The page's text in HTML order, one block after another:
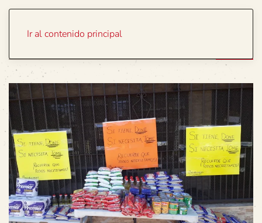
Ir al contenido principal